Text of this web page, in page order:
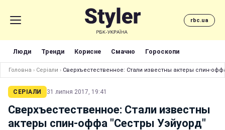
rbc.ua
Люди Тренди Корисне Смачно Гороскопи
Головна › Серіали › Сверхъестественное: Стали известны актеры спин-
СЕРІАЛИ 31 липня 2017, 19:41
Сверхъестественное: Стали известны
актеры спин-оффа "Сестры Уэйуорд"